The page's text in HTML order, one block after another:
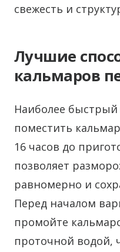
свежесть и
Лучшие
кальмаров
Наиболее быстрый
поместить
16 часов до
позволяет
равномерно и
Перед началом
промойте
проточной водой,